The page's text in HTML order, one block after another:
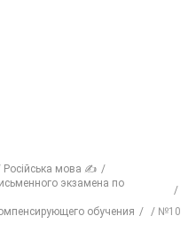
Російська мова ✍
экзамена по
обучения
№10